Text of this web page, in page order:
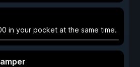
in your pocket at the same time.